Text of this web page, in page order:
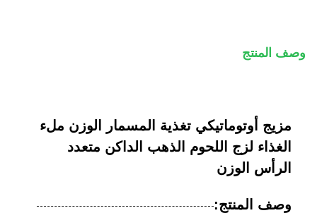
وصف المنتج
مزيج أوتوماتيكي تغذية المسمار الوزن ملء
الغذاء لزج اللحوم الذهب الداكن متعدد
الرأس الوزن
وصف المنتج: